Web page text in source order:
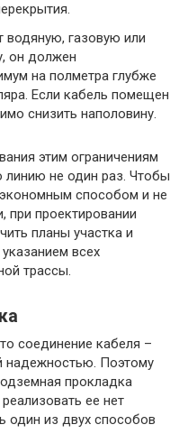
водяную, газовую или
он должен
на полметра глубже
Если кабель помещен
снизить наполовину.
этим ограничениям
линию не один раз. Чтобы
способом и не
при проектировании
планы участка и
всех
трассы.
соединение кабеля –
надежностью. Поэтому
прокладка
ее нет
один из двух способов